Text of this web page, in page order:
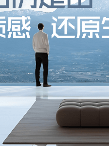
品牌荣誉
Brand Honors
加盟申请
Join application
人才招聘
Recruitment